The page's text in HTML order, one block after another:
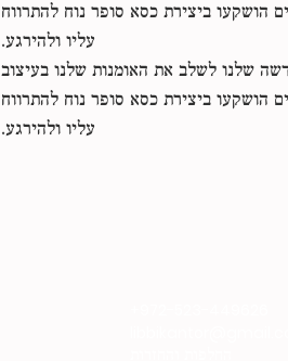
הושקעו ביצירת כסא סופר נוח להתרווח
עליו ולהירגע.
שלנו לשלב את האומנות שלנו בעיצוב
הושקעו ביצירת כסא סופר נוח להתרווח
עליו ולהירגע.